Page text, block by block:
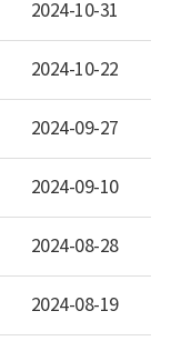
2024-10-31
2024-10-22
2024-09-27
2024-09-10
2024-08-28
2024-08-19